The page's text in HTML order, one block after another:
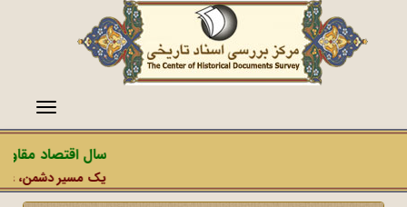
سال اقتصاد مقاومتی
یک مسیر دشمن، عملیات